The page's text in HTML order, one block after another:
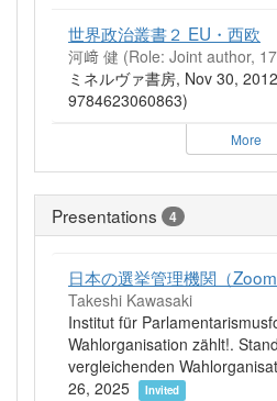
世界政治叢書２ EU・西欧
河﨑 健 (Role: Joint author,
ミネルヴァ書房, Nov 30,
9784623060863)
More
Presentations 4
日本の選挙管理機関（Zoom
Takeshi Kawasaki
Institut für
Wahlorganisation zählt!.
vergleichenden
26, 2025
Invited